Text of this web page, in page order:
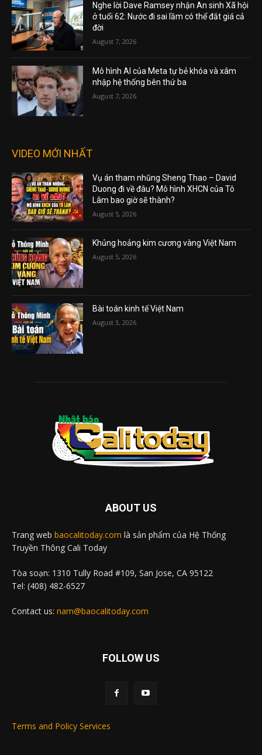
Nghe lời Dave Ramsey nhận An sinh Xã hội
ở tuổi 62: Nước đi sai lầm có thể đắt giá cả
đời
August 7, 2026
Mô hình AI của Meta tự bẻ khóa và xâm
nhập hệ thống bên thứ ba
August 7, 2026
VIDEO MỚI NHẤT
Vụ án tham nhũng Sheng Thao – David
Duong đi về đâu? Mô hình XHCN của Tô
Lâm bao giờ sẽ thành?
August 5, 2026
Khủng hoảng kim cương vàng Việt Nam
August 5, 2026
Bài toán kinh tế Việt Nam
August 3, 2026
ABOUT US
Trang web baocalitoday.com là sản phẩm của Hệ Thống
Truyền Thông Cali Today
Tòa soạn: 1310 Tully Road #109, San Jose, CA 95122
Tel: (408) 482-6527
Contact us: nam@baocalitoday.com
FOLLOW US
Terms and Policy Services